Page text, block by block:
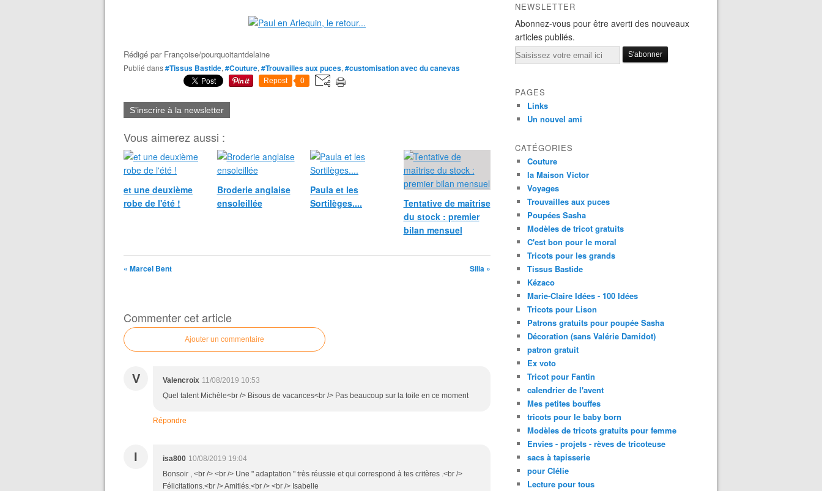
Rédigé par Françoise/pourquoitantdelaine
Publié dans#Tissus Bastide, #Couture, #Trouvailles aux puces, #customisation avec du canevas
Repost 0
S'inscrire à la newsletter
Vous aimerez aussi :
et une deuxième
robe de l'été !
Broderie anglaise
ensoleillée
Paula et les
Sortilèges....
Tentative de maîtrise
du stock : premier
bilan mensuel
« Marcel Bent Silia »
Commenter cet article
Ajouter un commentaire
V Valencroix 11/08/2019 10:53
Quel talent Michèle<br /> Bisous de vacances<br /> Pas beaucoup sur la toile en ce moment
Répondre
I isa800 10/08/2019 19:04
Bonsoir , <br /> <br /> Une " adaptation " très réussie et qui correspond à tes critères .<br />
Félicitations.<br /> Amitiés.<br /> <br /> Isabelle
NEWSLETTER
Abonnez-vous pour être averti des nouveaux
articles publiés.
Email
PAGES
Links
Un nouvel ami
CATÉGORIES
Couture
la Maison Victor
Voyages
Trouvailles aux puces
Poupées Sasha
Modèles de tricot gratuits
C'est bon pour le moral
Tricots pour les grands
Tissus Bastide
Kézaco
Marie-Claire Idées - 100 Idées
Tricots pour Lison
Patrons gratuits pour poupée Sasha
Décoration (sans Valérie Damidot)
patron gratuit
Ex voto
Tricot pour Fantin
calendrier de l'avent
Mes petites bouffes
tricots pour le baby born
Modèles de tricots gratuits pour femme
Envies - projets - rèves de tricoteuse
sacs à tapisserie
pour Clélie
Lecture pour tous